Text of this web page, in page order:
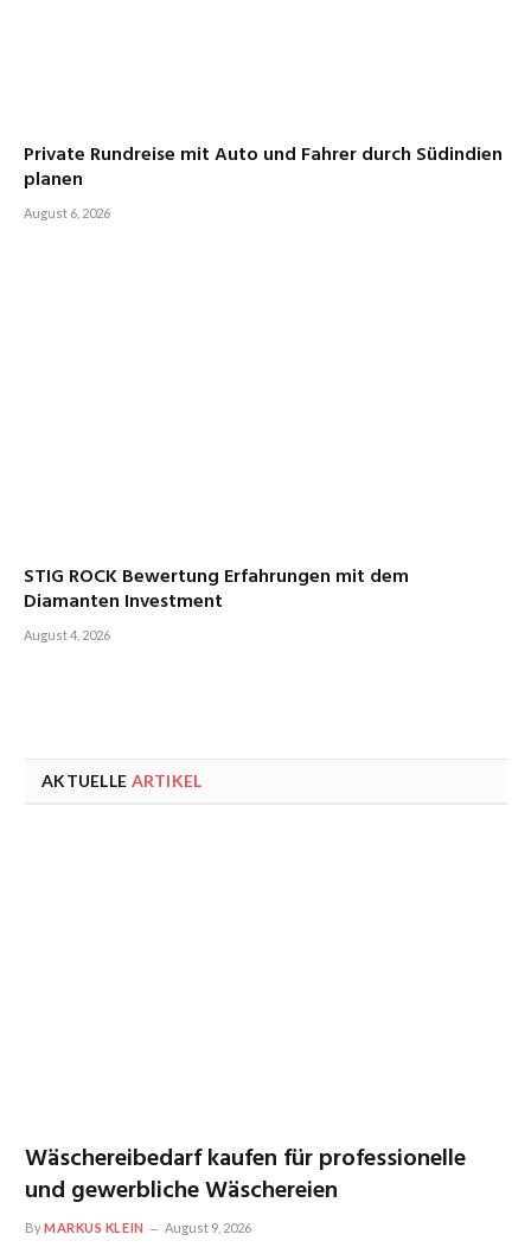
Private Rundreise mit Auto und Fahrer durch Südindien
planen
August 6, 2026
STIG ROCK Bewertung Erfahrungen mit dem
Diamanten Investment
August 4, 2026
AKTUELLE ARTIKEL
Wäschereibedarf kaufen für professionelle
und gewerbliche Wäschereien
ByMARKUS KLEIN August 9, 2026